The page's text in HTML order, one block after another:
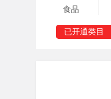
食品
已开通类目